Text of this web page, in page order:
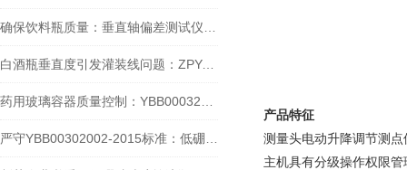
白酒瓶垂直度引发灌装线问题：ZPY-02 垂直轴偏差测试仪提供检测方案
产品特征
测量头电动升降调节测
主机具有分级操作权限